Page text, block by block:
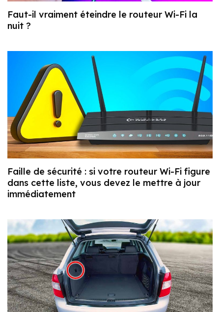
Faut-il vraiment éteindre le routeur Wi-Fi la
nuit ?
Faille de sécurité : si votre routeur Wi-Fi figure
dans cette liste, vous devez le mettre à jour
immédiatement